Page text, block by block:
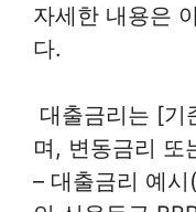
자세한 내용은
다.
대출금리는 [기
며, 변동금리 또
– 대출금리 예